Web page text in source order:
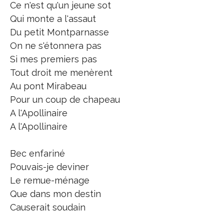
Ce n'est qu'un jeune sot
Qui monte a l'assaut
Du petit Montparnasse
On ne s'étonnera pas
Si mes premiers pas
Tout droit me menèrent
Au pont Mirabeau
Pour un coup de chapeau
A l'Apollinaire
A l'Apollinaire
Bec enfariné
Pouvais-je deviner
Le remue-ménage
Que dans mon destin
Causerait soudain